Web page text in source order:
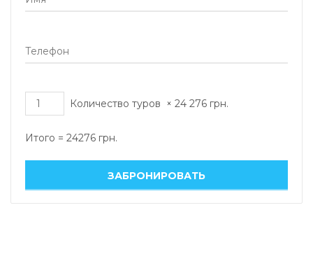
Количество туров × 24 276 грн.
Итого = 24276 грн.